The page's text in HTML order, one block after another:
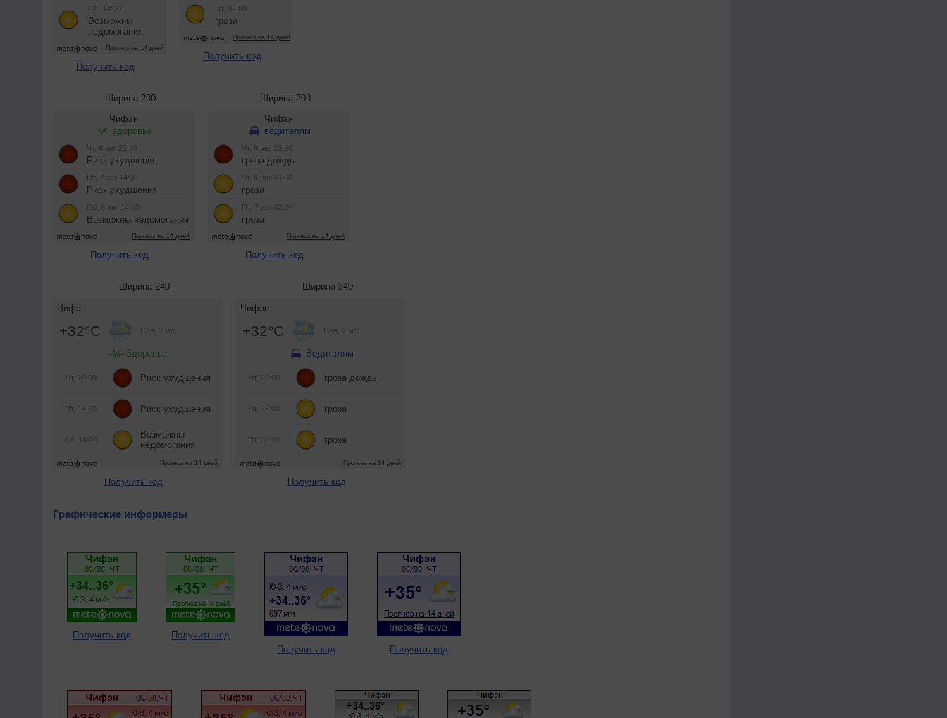
Получить код
Получить код
Ширина 200
Получить код
Ширина 200
Получить код
Ширина 240
Получить код
Ширина 240
Получить код
Графические информеры
Получить код
Получить код
Получить код
Получить код